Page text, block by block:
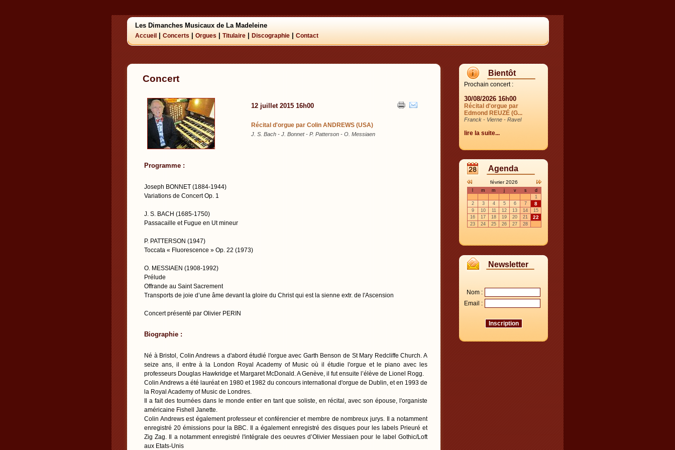
Les Dimanches Musicaux de La Madeleine
Accueil Concerts Orgues Titulaire Discographie Contact
Concert
12 juillet 2015 16h00
Récital d'orgue par Colin ANDREWS (USA)
J. S. Bach - J. Bonnet - P. Patterson - O. Messiaen
Programme :
Joseph BONNET (1884-1944)
Variations de Concert Op. 1
J. S. BACH (1685-1750)
Passacaille et Fugue en Ut mineur
P. PATTERSON (1947)
Toccata « Fluorescence » Op. 22 (1973)
O. MESSIAEN (1908-1992)
Prélude
Offrande au Saint Sacrement
Transports de joie d’une âme devant la gloire du Christ qui est la sienne extr. de l'Ascension
Concert présenté par Olivier PERIN
Biographie :
Né à Bristol, Colin Andrews a d'abord étudié l'orgue avec Garth Benson de St Mary Redcliffe Church. A
seize ans, il entre à la London Royal Academy of Music où il étudie l'orgue et le piano avec les
professeurs Douglas Hawkridge et Margaret McDonald. A Genève, il fut ensuite l’élève de Lionel Rogg.
Colin Andrews a été lauréat en 1980 et 1982 du concours international d'orgue de Dublin, et en 1993 de
la Royal Academy of Music de Londres.
Il a fait des tournées dans le monde entier en tant que soliste, en récital, avec son épouse, l'organiste
américaine Fishell Janette.
Colin Andrews est également professeur et conférencier et membre de nombreux jurys. Il a notamment
enregistré 20 émissions pour la BBC. Il a également enregistré des disques pour les labels Prieuré et
Zig Zag. Il a notamment enregistré l'intégrale des oeuvres d’Olivier Messiaen pour le label Gothic/Loft
aux Etats-Unis
Bientôt
Prochain concert :
30/08/2026 16h00
Récital d'orgue par
Edmond REUZÉ (G...
Franck - Vierne - Ravel
lire la suite...
Agenda
février 2026
m m j v s
d
1
2
3 4 5 6 7 8
9 10 11 12 13 14
15
16
17 18 19 20 21 22
23 24 25 26 27 28
Newsletter
Nom :
Email :